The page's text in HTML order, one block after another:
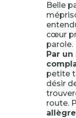
Belle
cœur
parole.
Par
petite
désir
route.